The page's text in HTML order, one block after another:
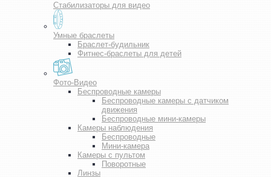
Стабилизаторы для видео
Умные браслеты
Браслет-будильник
Фитнес-браслеты для детей
Фото-Видео
Беспроводные камеры
Беспроводные камеры с датчиком
движения
Беспроводные мини-камеры
Камеры наблюдения
Беспроводные
Мини-камера
Камеры с пультом
Поворотные
Линзы